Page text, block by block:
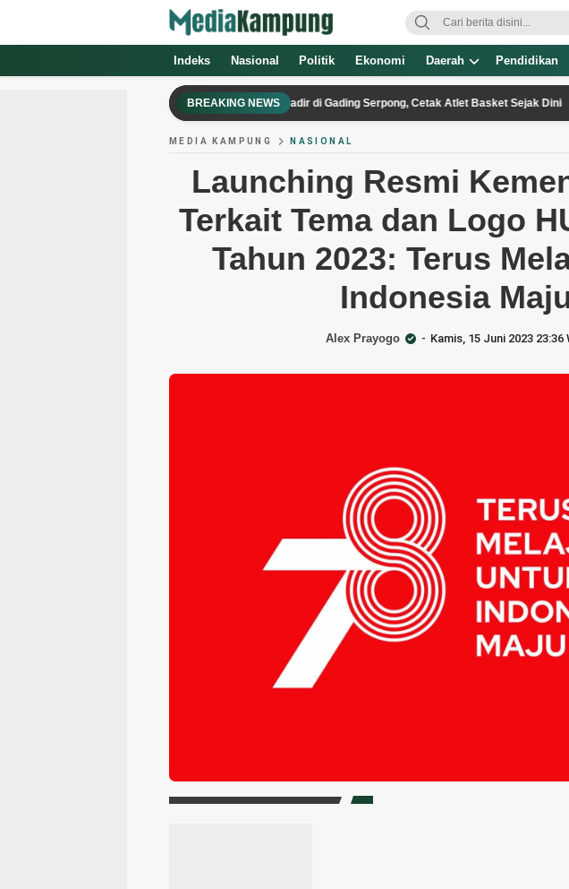
Indeks Nasional Politik Ekonomi Daerah Pendidikan
BREAKING NEWS
Dewa United Basketball Academy Hadir di Gading Serpong, Cetak Atlet Basket Sejak Dini
MEDIA KAMPUNG NASIONAL
Launching Resmi
Terkait Tema dan Logo
Tahun 2023: Terus
Indonesia
Alex Prayogo Kamis, 15 Juni 2023 23:36